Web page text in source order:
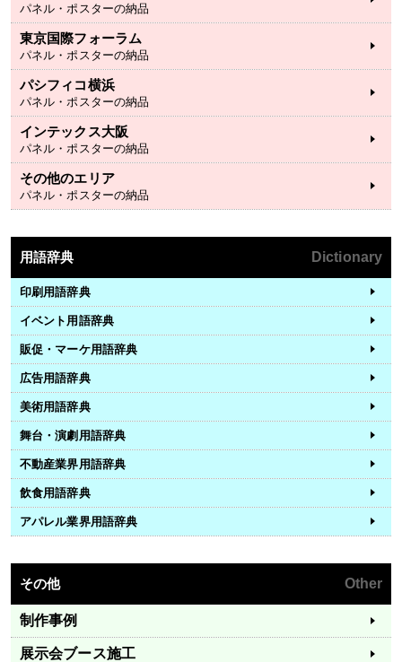
パネル・ポスターの納品
東京国際フォーラム
パネル・ポスターの納品
パシフィコ横浜
パネル・ポスターの納品
インテックス大阪
パネル・ポスターの納品
その他のエリア
パネル・ポスターの納品
用語辞典 Dictionary
印刷用語辞典
イベント用語辞典
販促・マーケ用語辞典
広告用語辞典
美術用語辞典
舞台・演劇用語辞典
不動産業界用語辞典
飲食用語辞典
アパレル業界用語辞典
その他 Other
制作事例
展示会ブース施工